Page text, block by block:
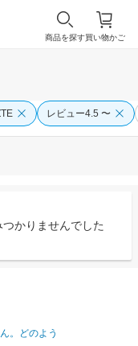
買い物かご
商品を探す
レビュー4.5 〜
かりませんでした
。どのよう